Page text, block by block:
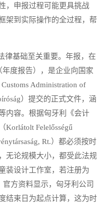
，申报过程可能更具挑战
架到实际操作的全过程，帮
基础至关重要。年报，在
年度报告），是企业向国家
Administration of
）提交的正式文件，涵
内容。根据匈牙利《会计
Korlátolt Felelősségű
Rt.）都必须按时
无论规模大小，都受此法规
装设计工作室，若注册为
方资料显示，匈牙利公司
结束日为起点计算，这为时